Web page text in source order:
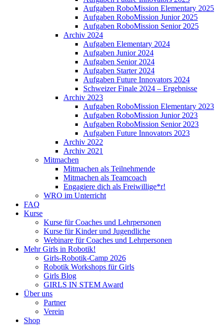
Aufgaben RoboMission Elementary 2025
Aufgaben RoboMission Junior 2025
Aufgaben RoboMission Senior 2025
Archiv 2024
Aufgaben Elementary 2024
Aufgaben Junior 2024
Aufgaben Senior 2024
Aufgaben Starter 2024
Aufgaben Future Innovators 2024
Schweizer Finale 2024 – Ergebnisse
Archiv 2023
Aufgaben RoboMission Elementary 2023
Aufgaben RoboMission Junior 2023
Aufgaben RoboMission Senior 2023
Aufgaben Future Innovators 2023
Archiv 2022
Archiv 2021
Mitmachen
Mitmachen als Teilnehmende
Mitmachen als Teamcoach
Engagiere dich als Freiwillige*r!
WRO im Unterricht
FAQ
Kurse
Kurse für Coaches und Lehrpersonen
Kurse für Kinder und Jugendliche
Webinare für Coaches und Lehrpersonen
Mehr Girls in Robotik!
Girls-Robotik-Camp 2026
Robotik Workshops für Girls
Girls Blog
GIRLS IN STEM Award
Über uns
Partner
Verein
Shop